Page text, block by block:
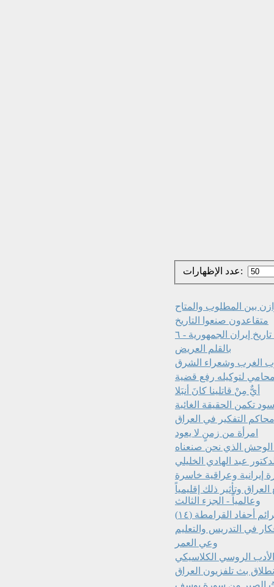
عدد الإظهارات:
متقاعدون صنعوا التاريخ
إيران الجمهورية - ٦
بالقلم العريض
الغرب وشعراء الشرق
أيٌّ مِنْ قاتلينا كانَ أنبَلا
تكمن الحقيقة الغائبة
محاكم التفكير في العراق
امرأة من زمنٍ لا يعود
عبد الهادي الخليلي
إيرانية وعراقية خاسرة
وتأثير ذلك إقليمياً
وعالمياً - الجزء الثالث
أحفاد القرامطة (١٤)
في التدريس والتعليم
وعي العمر
الروسي الكلاسيكي
بث تلفزيون العراق
الصبر من سورة يوسف